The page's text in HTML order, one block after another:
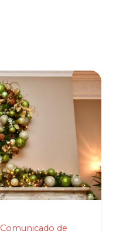
Comunicado de